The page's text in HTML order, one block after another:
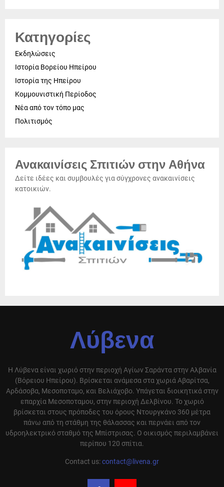
Κατηγορίες
Εκδηλώσεις
Ιστορία Βορείου Ηπείρου
Ιστορία της Ηπείρου
Κομμουνιστική Περίοδος
Νέα από τον τόπο μας
Πολιτισμός
Ανακαινίσεις Σπιτιών στην Αθήνα
Δείτε ιδέες και συμβουλές για σύγχρονες ανακαινίσεις
κατοικιών.
Λύβενα
Η Λύβενα είναι χωριό στην περιοχή Αγίων Σαράντα στην Αλβανία
(Βόρειου Ηπείρου). Βρίσκεται ανάμεσα στα χωριά Αβαρίτσα,
Αρδάσοβα, Μεσοποταμο, και Βελιάχοβο. Υπάγεται διοικητικά στην
επαρχία Μεσοποταμου, στην περιοχή Δελβίνου. Το χωριό
βρίσκεται στους πρόποδες του όρους Ντουργκάνο 360 μέτρα
πάνω από τη στάθμη της θάλασσας και περνάει από τον
υδροηλεκτρικό σταθμό της Μπίστρισας. Ο οικισμός περιλαμβάνει
περίπου 120 σπίτια.
Contact us:contact@livena.gr